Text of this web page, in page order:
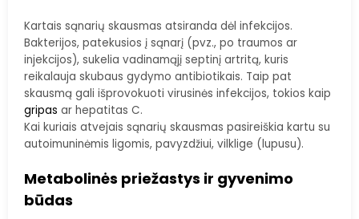
Kartais sąnarių skausmas atsiranda dėl infekcijos.
Bakterijos, patekusios į sąnarį (pvz., po traumos ar
injekcijos), sukelia vadinamąjį septinį artritą, kuris
reikalauja skubaus gydymo antibiotikais. Taip pat
skausmą gali išprovokuoti virusinės infekcijos, tokios kaip
gripas ar hepatitas C.
Kai kuriais atvejais sąnarių skausmas pasireiškia kartu su
autoimuninėmis ligomis, pavyzdžiui, vilklige (lupusu).
Metabolinės priežastys ir gyvenimo
būdas